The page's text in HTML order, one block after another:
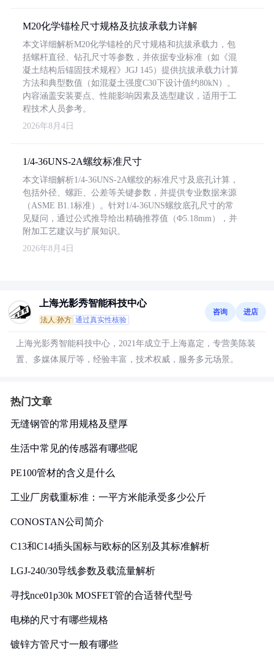
M20化学锚栓尺寸规格及抗拔承载力详解
本文详细解析M20化学锚栓的尺寸规格和抗拔承载力，包
括螺杆直径、钻孔尺寸等参数，并依据专业标准（如《混
凝土结构后锚固技术规程》JGJ 145）提供抗拔承载力计算
方法和典型数值（如混凝土强度C30下设计值约80kN）。
内容涵盖安装要点、性能影响因素及选型建议，适用于工
程技术人员参考。
2026年8月4日
1/4-36UNS-2A螺纹标准尺寸
本文详细解析1/4-36UNS-2A螺纹的标准尺寸及底孔计算，
包括外径、螺距、公差等关键参数，并提供专业数据来源
（ASME B1.1标准）。针对1/4-36UNS螺纹底孔尺寸的常
见疑问，通过公式推导给出精确推荐值（Φ5.18mm），并
附加工艺建议与扩展知识。
2026年8月4日
上海光影秀智能科技中心
法人:孙方 通过真实性核验
咨询 进店
上海光影秀智能科技中心，2021年成立于上海嘉定，专营美陈装
置、多媒体展厅等，经验丰富，技术权威，服务多元场景。
热门文章
无缝钢管的常用规格及壁厚
生活中常见的传感器有哪些呢
PE100管材的含义是什么
工业厂房载重标准：一平方米能承受多少公斤
CONOSTAN公司简介
C13和C14插头国标与欧标的区别及其标准解析
LGJ-240/30导线参数及载流量解析
寻找nce01p30k MOSFET管的合适替代型号
电梯的尺寸有哪些规格
镀锌方管尺寸一般有哪些